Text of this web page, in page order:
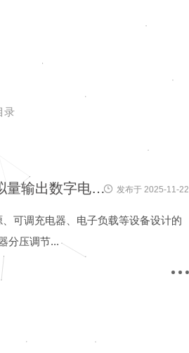
录
具有记忆功能的EC11编码器控制双通道模拟量输出数字电位器(WL-1102/WL1102T) 发布于 2025-11-22
可调充电器、电子负载等设备设计的
分压调节...